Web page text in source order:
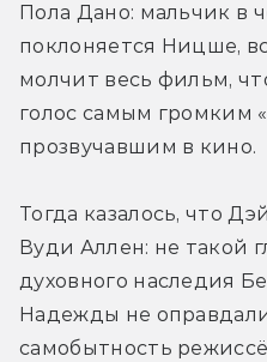
Пола Дано: мальчик в
поклоняется Ницше,
молчит весь фильм,
голос самым громким
прозвучавшим в кино.
Тогда казалось, что
Вуди Аллен: не такой
духовного наследия
Надежды не
самобытность